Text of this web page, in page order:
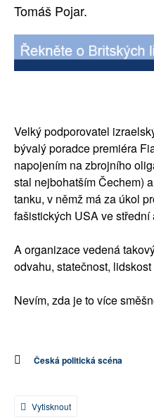
Tomáš Pojar.
Velký podporovatel
bývalý poradce premiéra
napojením na zbrojního
stal nejbohatším Čechem)
tanku, v němž má za úkol
fašistických USA ve
A organizace vedená
odvahu, statečnost,
Nevím, zda je to více
Česká politická scéna
Vytisknout